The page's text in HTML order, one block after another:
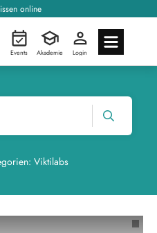
online
Events Akademie Login
Viktilabs